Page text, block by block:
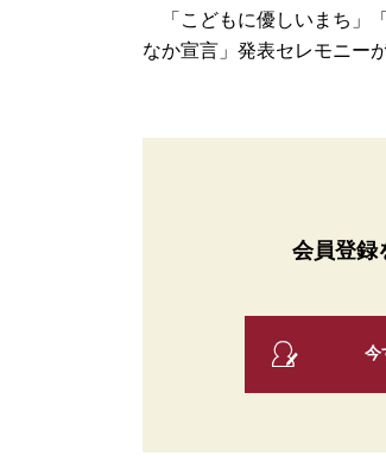
「こどもに優しいまち」
なか宣言」発表セレモニー
会員登録
今